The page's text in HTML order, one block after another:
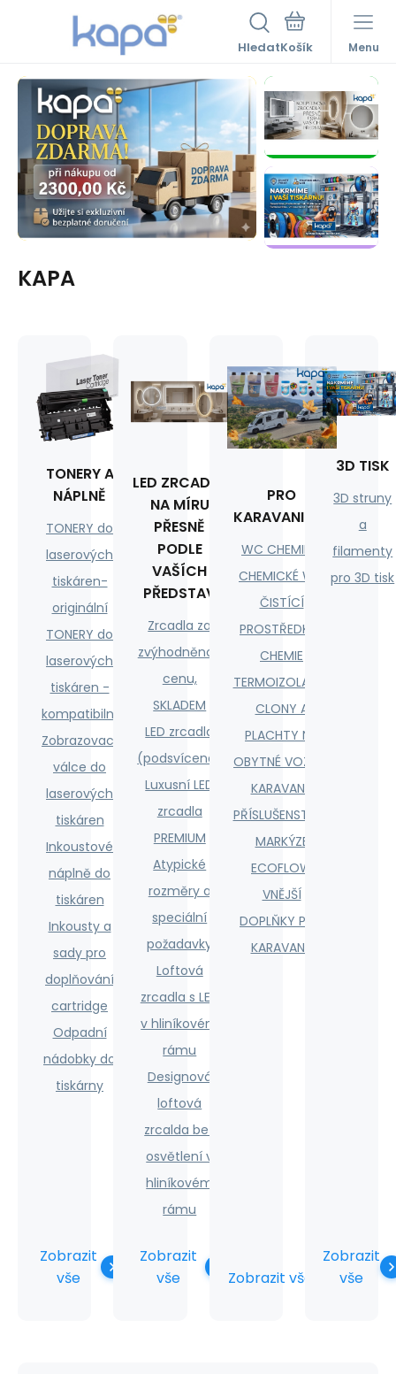
Hledat Menu
KAPA
TONERY A
NÁPLNĚ
TONERY do
laserových
tiskáren-
originální
TONERY do
laserových
tiskáren -
kompatibilní
Zobrazovací
válce do
laserových
tiskáren
Inkoustové
náplně do
tiskáren
Inkousty a
sady pro
doplňování
cartridge
Odpadní
nádobky do
tiskárny
Zobrazit
vše
LED ZRCADLA
NA MÍRU
PŘESNĚ
PODLE
VAŠÍCH
PŘEDSTAV
Zrcadla za
zvýhodněnou
cenu,
SKLADEM
LED zrcadla
(podsvícená)
Luxusní LED
zrcadla
PREMIUM
Atypické
rozměry a
speciální
požadavky
Loftová
zrcadla s LED
v hliníkovém
rámu
Designová
loftová
zrcalda bez
osvětlení v
hliníkovém
rámu
Zobrazit
vše
PRO
KARAVANISTY
WC CHEMIE A
CHEMICKÉ WC
ČISTÍCÍ
PROSTŘEDKY ,
CHEMIE
TERMOIZOLAČNÍ
CLONY A
PLACHTY NA
OBYTNÉ VOZY A
KARAVANY
PŘÍSLUŠENSTVÍ K
MARKÝZE
ECOFLOW
VNĚJŠÍ
DOPLŇKY PRO
KARAVANY
Zobrazit vše
3D TISK
3D struny
a
filamenty
pro 3D tisk
Zobrazit
vše